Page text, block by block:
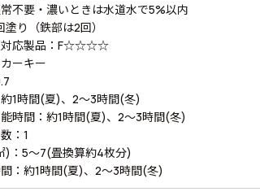
不要・濃いときは水道水で5%以内
り（鉄部は2回）
対応製品：F☆☆☆☆
ーキー
1時間(夏)、2～3時間(冬)
時間：約1時間(夏)、2～3時間(冬)
：1
)：5～7(畳換算約4枚分)
：約1時間(夏)、2～3時間(冬)